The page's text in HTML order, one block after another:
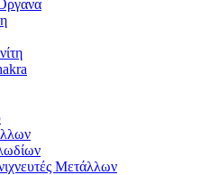
Μετάλλων